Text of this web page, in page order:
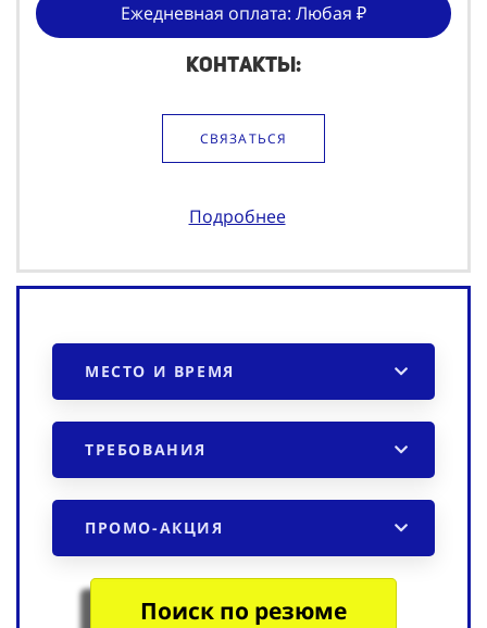
Ежедневная оплата: Любая ₽
Контакты:
СВЯЗАТЬСЯ
Подробнее
МЕСТО И ВРЕМЯ
ТРЕБОВАНИЯ
ПРОМО-АКЦИЯ
Поиск по резюме